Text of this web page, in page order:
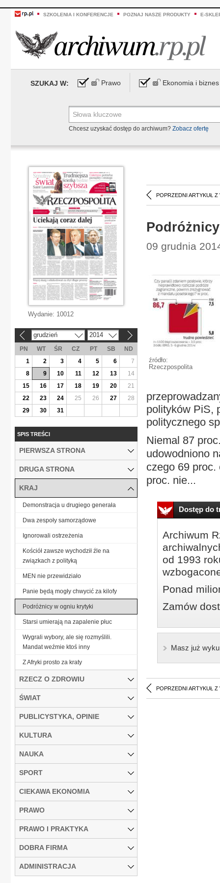
SZKOLENIA I KONFERENCJE POZNAJ NASZE PRODUKTY E-
SZUKAJ W: Prawo Ekonomia i biznes
Chcesz uzyskać dostęp do archiwum? Zobacz ofertę
POPRZEDNI ARTYKUŁ Z
09 grudnia
źródło:
Rzeczpospolita
polityków PiS,
politycznego
Niemal 87
udowodniono
czego 69
proc. nie...
Dostęp do
Archiwum
od 1993
Ponad
Zamów
Masz już
POPRZEDNI ARTYKUŁ Z
Wydanie: 10012
grudzień 2014
PN WT ŚR CZ PT SB
ND
1
2 3 4 5 6
7
8
9 10 11 12 13
14
15
16 17 18 19 20
21
22
23 24 25 26 27
28
29
30 31
SPIS TREŚCI
PIERWSZA STRONA
DRUGA STRONA
KRAJ
Demonstracja u drugiego generała
Dwa zespoły samorządowe
Ignorowali ostrzeżenia
Kościół zawsze wychodził źle na
związkach z polityką
MEN nie przewidziało
Panie będą mogły chwycić za kilofy
Podróżnicy w ogniu krytyki
Starsi umierają na zapalenie płuc
Wygrali wybory, ale się rozmyślili.
Mandat weźmie ktoś inny
Z Afryki prosto za kraty
RZECZ O ZDROWIU
ŚWIAT
PUBLICYSTYKA, OPINIE
KULTURA
NAUKA
SPORT
CIEKAWA EKONOMIA
PRAWO
PRAWO I PRAKTYKA
DOBRA FIRMA
ADMINISTRACJA